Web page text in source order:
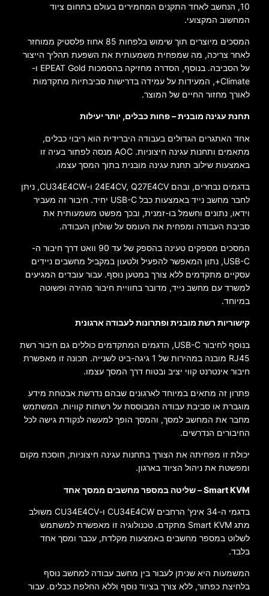
10, הנחשב לאחד התקנים המחמירים בעולם בתחום ציוד
המחשוב המקצועי.
המסכים מיוצרים תוך שימוש בלפחות 85 אחוז פלסטיק ממוחזר
לאחר צריכה, מה שמפחית משמעותית את השפעת תהליך הייצור
על הסביבה. בנוסף, הסדרה מחזיקה בהסמכות EPEAT Gold ו-
Climate+, המעידות על עמידה בדרישות סביבתיות מתקדמות
לאורך מחזור החיים של המוצר.
תחנת עגינה מובנית – פחות כבלים, יותר יעילות
אחד האתגרים הגדולים בעבודה היברידית הוא ריבוי כבלים,
מתאמים ותחנות עגינה חיצוניות. AOC מנסה לפתור בעיה זו
באמצעות שילוב תחנת עגינה מובנית בתוך המסך עצמו.
בדגמים נבחרים, ובהם 24E4CV, Q27E4CV ו-CU34E4CW, ניתן
לחבר מחשב נייד באמצעות כבל USB-C יחיד. חיבור זה מעביר
וידאו, נתונים וחשמל בו-זמנית, ובכך מפשט משמעותית את
סביבת העבודה ומפחית את העומס על שולחן העבודה.
המסכים מספקים טעינה בהספק של עד 90 וואט דרך חיבור ה-
USB-C, נתון המאפשר להפעיל ולטעון במקביל מחשבים ניידים
עסקיים מתקדמים ללא צורך במטען נוסף. עבור עובדים המגיעים
למשרד עם מחשב נייד, מדובר בחוויית חיבור מהירה ופשוטה
במיוחד.
קישוריות רשת מובנית ופתרונות לעבודה ארגונית
בנוסף לחיבור USB-C, הדגמים המתקדמים כוללים גם חיבור רשת
RJ45 מובנה במהירות של 1 גיגה-ביט לשנייה. תכונה זו מאפשרת
חיבור אינטרנט קווי יציב ובטוח דרך המסך עצמו.
פתרון זה מתאים במיוחד לארגונים שבהם נדרשת אבטחת מידע
מוגברת או סביבת עבודה המבוססת על רשתות קוויות. המשתמש
מחבר את המחשב למסך, והמסך הופך למעשה לנקודת גישה לכל
החיבורים הנדרשים.
יכולת זו מפחיתה את הצורך בתחנות עגינה חיצוניות, חוסכת מקום
ומפשטת את ניהול הציוד בארגון.
Smart KVM – שליטה במספר מחשבים ממסך אחד
בדגמי ה-34 אינץ' הרחבים CU34E4CW ו-CU34E4CV משולב
מתג Smart KVM מתקדם. טכנולוגיה זו מאפשרת למשתמש
לשלוט במספר מחשבים באמצעות מקלדת, עכבר ומסך אחד
בלבד.
המשמעות היא שניתן לעבור בין מחשב עבודה למחשב נוסף
בלחיצת כפתור, ללא צורך בציוד נוסף וללא החלפת כבלים. עבור